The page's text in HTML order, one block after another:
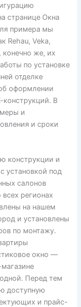
странице Окна
примера мы
Rehau, Veka,
конечно же, их
по установке
отделке
оформлении
конструкций. В
и
и сроки
конструкции и
установкой под
салонов
регионах
на нашем
и установлены
по монтажу.
окно —
Перед тем
доступную
и прайс-